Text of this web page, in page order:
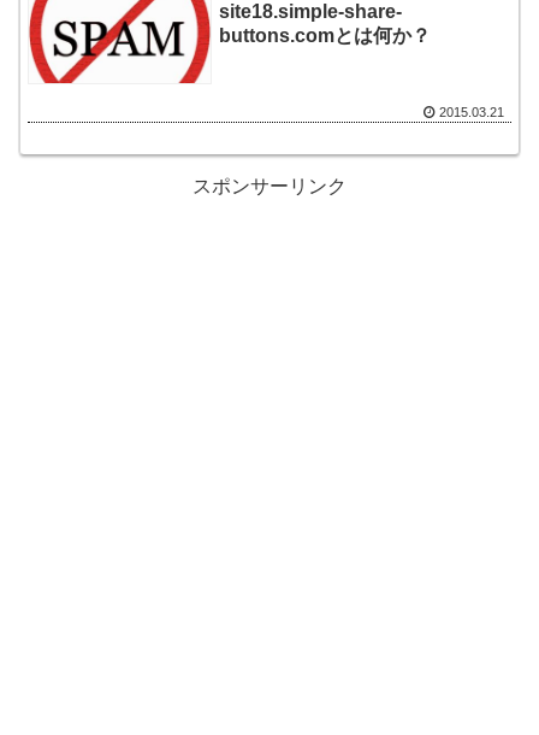
site18.simple-share-
buttons.comとは何か？
2015.03.21
スポンサーリンク